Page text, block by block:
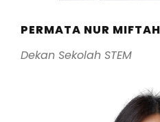
PERMATA NUR
Dekan Sekolah STEM